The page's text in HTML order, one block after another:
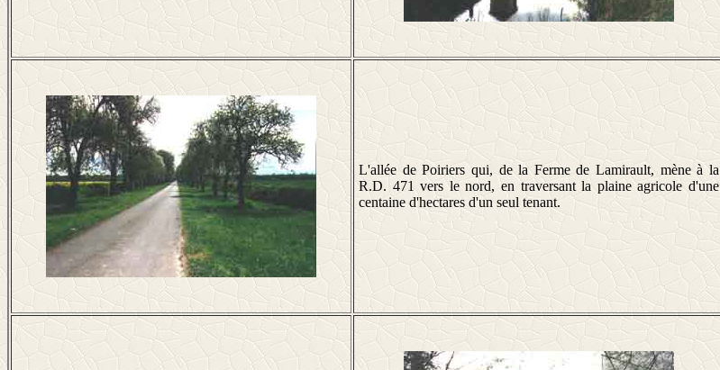
L'allée de Poiriers qui, de la Ferme de Lamirault, mène à la
R.D. 471 vers le nord, en traversant la plaine agricole d'une
centaine d'hectares d'un seul tenant.